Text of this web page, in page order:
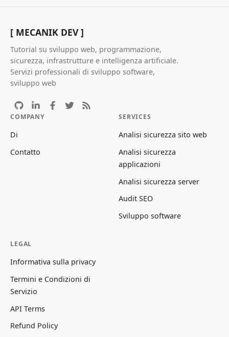
[ MECANIK DEV ]
Tutorial su sviluppo web, programmazione,
sicurezza, infrastrutture e intelligenza artificiale.
Servizi professionali di sviluppo software,
sviluppo web
COMPANY
Di
Contatto
SERVICES
Analisi sicurezza sito web
Analisi sicurezza
applicazioni
Analisi sicurezza server
Audit SEO
Sviluppo software
LEGAL
Informativa sulla privacy
Termini e Condizioni di
Servizio
API Terms
Refund Policy